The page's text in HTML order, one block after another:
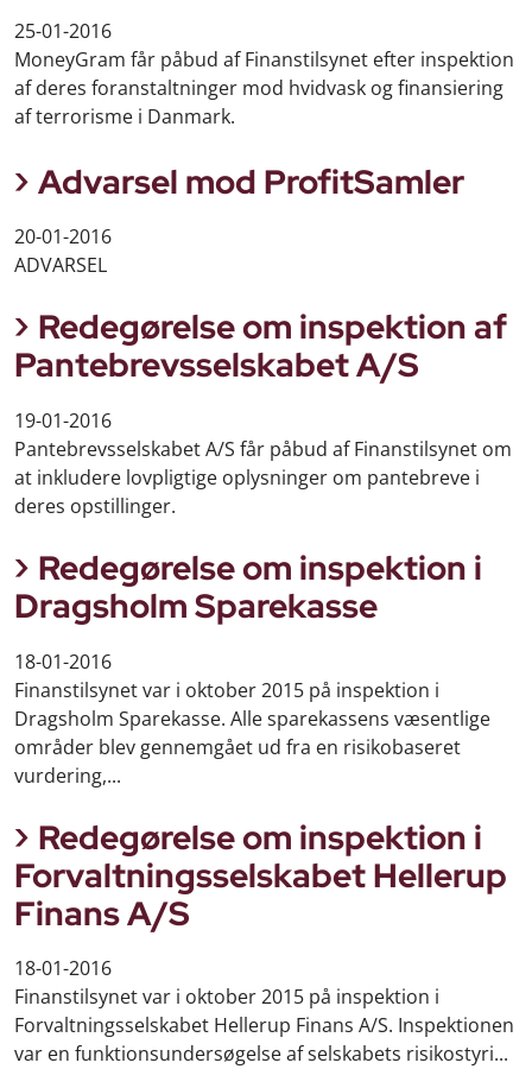
25-01-2016
MoneyGram får påbud af Finanstilsynet efter inspektion
af deres foranstaltninger mod hvidvask og finansiering
af terrorisme i Danmark.
Advarsel mod ProfitSamler
20-01-2016
ADVARSEL
Redegørelse om inspektion af
Pantebrevsselskabet A/S
19-01-2016
Pantebrevsselskabet A/S får påbud af Finanstilsynet om
at inkludere lovpligtige oplysninger om pantebreve i
deres opstillinger.
Redegørelse om inspektion i
Dragsholm Sparekasse
18-01-2016
Finanstilsynet var i oktober 2015 på inspektion i
Dragsholm Sparekasse. Alle sparekassens væsentlige
områder blev gennemgået ud fra en risikobaseret
vurdering,...
Redegørelse om inspektion i
Forvaltningsselskabet Hellerup
Finans A/S
18-01-2016
Finanstilsynet var i oktober 2015 på inspektion i
Forvaltningsselskabet Hellerup Finans A/S. Inspektionen
var en funktionsundersøgelse af selskabets risikostyri...